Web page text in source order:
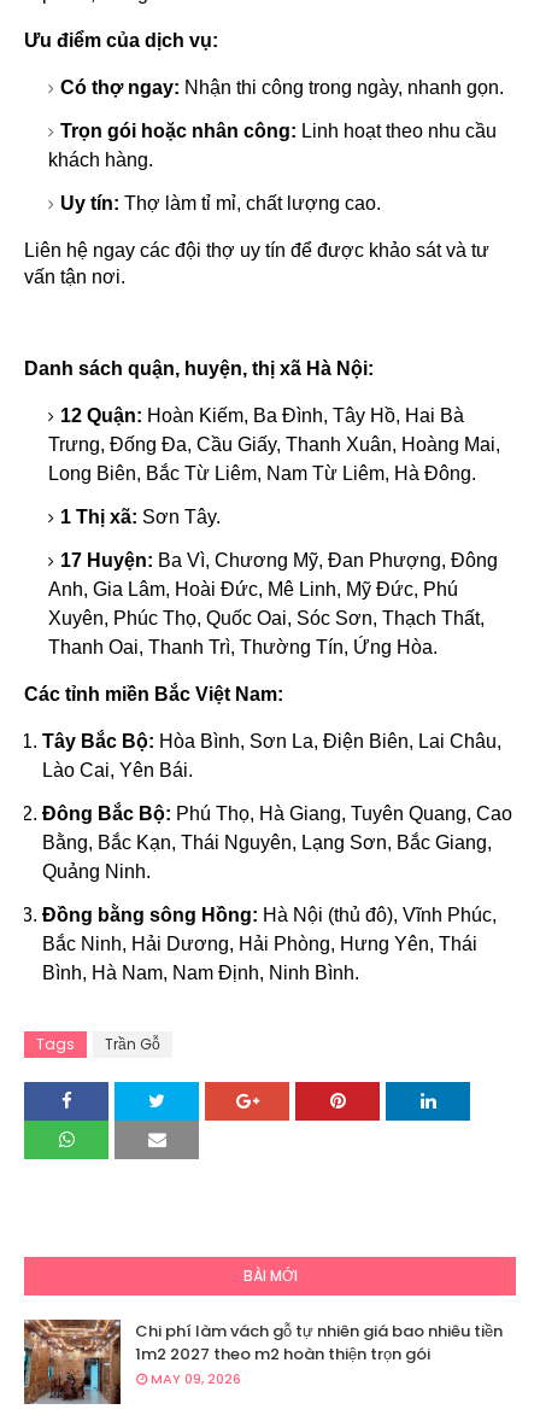
Ưu điểm của dịch vụ:
Có thợ ngay: Nhận thi công trong ngày, nhanh gọn.
Trọn gói hoặc nhân công: Linh hoạt theo nhu cầu
khách hàng.
Uy tín: Thợ làm tỉ mỉ, chất lượng cao.
Liên hệ ngay các đội thợ uy tín để được khảo sát và tư
vấn tận nơi.
Danh sách quận, huyện, thị xã Hà Nội:
12 Quận: Hoàn Kiếm, Ba Đình, Tây Hồ, Hai Bà
Trưng, Đống Đa, Cầu Giấy, Thanh Xuân, Hoàng Mai,
Long Biên, Bắc Từ Liêm, Nam Từ Liêm, Hà Đông.
1 Thị xã: Sơn Tây.
17 Huyện: Ba Vì, Chương Mỹ, Đan Phượng, Đông
Anh, Gia Lâm, Hoài Đức, Mê Linh, Mỹ Đức, Phú
Xuyên, Phúc Thọ, Quốc Oai, Sóc Sơn, Thạch Thất,
Thanh Oai, Thanh Trì, Thường Tín, Ứng Hòa.
Các tỉnh miền Bắc Việt Nam:
Tây Bắc Bộ: Hòa Bình, Sơn La, Điện Biên, Lai Châu,
Lào Cai, Yên Bái.
Đông Bắc Bộ: Phú Thọ, Hà Giang, Tuyên Quang, Cao
Bằng, Bắc Kạn, Thái Nguyên, Lạng Sơn, Bắc Giang,
Quảng Ninh.
Đồng bằng sông Hồng: Hà Nội (thủ đô), Vĩnh Phúc,
Bắc Ninh, Hải Dương, Hải Phòng, Hưng Yên, Thái
Bình, Hà Nam, Nam Định, Ninh Bình.
Tags Trần Gỗ
BÀI MỚI
Chi phí làm vách gỗ tự nhiên giá bao nhiêu tiền
1m2 2027 theo m2 hoàn thiện trọn gói
MAY 09, 2026